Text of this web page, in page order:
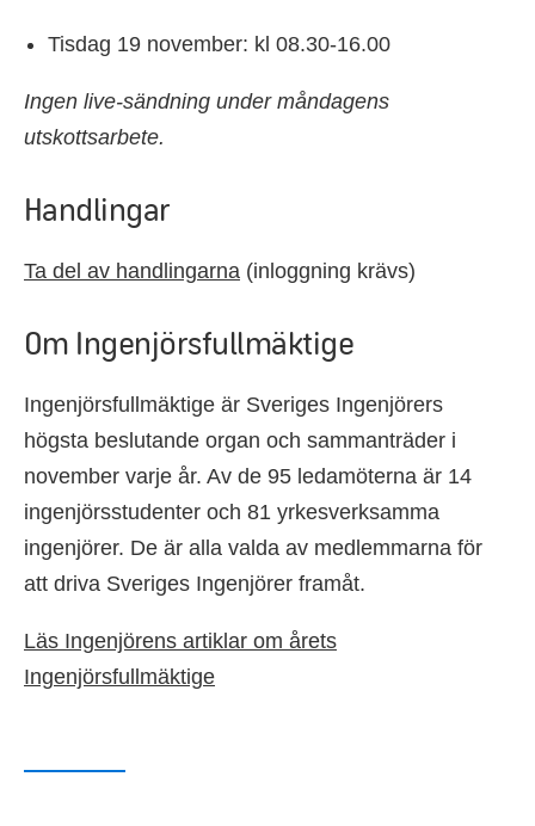
Tisdag 19 november: kl 08.30-16.00
Ingen live-sändning under måndagens
utskottsarbete.
Handlingar
Ta del av handlingarna (inloggning krävs)
Om Ingenjörsfullmäktige
Ingenjörsfullmäktige är Sveriges Ingenjörers
högsta beslutande organ och sammanträder i
november varje år. Av de 95 ledamöterna är 14
ingenjörsstudenter och 81 yrkesverksamma
ingenjörer. De är alla valda av medlemmarna för
att driva Sveriges Ingenjörer framåt.
Läs Ingenjörens artiklar om årets
Ingenjörsfullmäktige